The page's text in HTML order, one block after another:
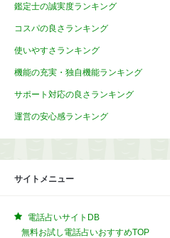
鑑定士の誠実度ランキング
コスパの良さランキング
使いやすさランキング
機能の充実・独自機能ランキング
サポート対応の良さランキング
運営の安心感ランキング
サイトメニュー
電話占いサイトDB
無料お試し電話占いおすすめTOP